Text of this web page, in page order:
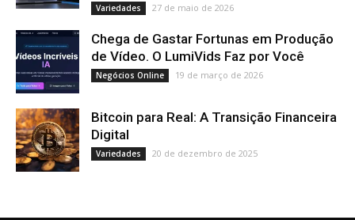
Variedades 27 de maio de 2026
Chega de Gastar Fortunas em Produção
de Vídeo. O LumiVids Faz por Você
Negócios Online 19 de março de 2026
Bitcoin para Real: A Transição Financeira
Digital
Variedades 20 de dezembro de 2025